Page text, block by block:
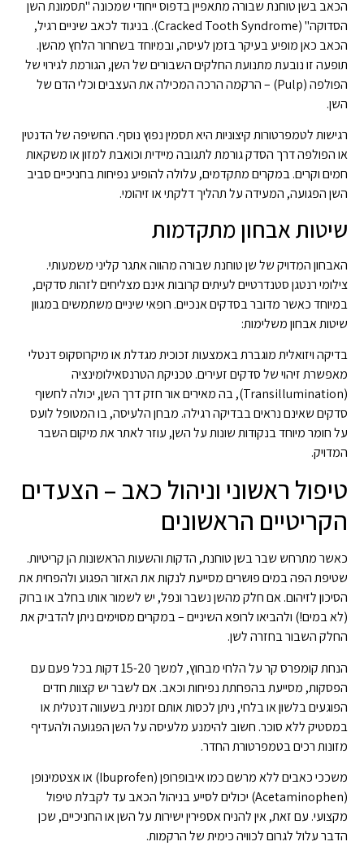
הכאב בשן טוחנת שבורה מתאפיין בדפוס ייחודי שמכונה "תסמונת השן
הסדוקה" (Cracked Tooth Syndrome). בניגוד לכאב שיניים רגיל,
הכאב כאן מופיע בעיקר בזמן לעיסה, ובמיוחד בשחרור הלחץ מהשן.
תופעה זו נובעת מתנועת החלקים השבורים של השן, הגורמת לגירוי של
הפולפה (Pulp) – הרקמה הרכה המכילה את העצבים וכלי הדם של
השן.
רגישות לטמפרטורות קיצוניות היא תסמין נפוץ נוסף. החשיפה של הדנטין
או הפולפה דרך הסדק גורמת לתגובה מיידית וכואבת למזון או משקאות
חמים וקרים. במקרים מתקדמים, עלולה להופיע נפיחות בחניכיים סביב
השן הפגועה, המעידה על תהליך דלקתי או זיהומי.
שיטות אבחון מתקדמות
האבחון המדויק של שן טוחנת שבורה מהווה אתגר קליני משמעותי.
צילומי רנטגן סטנדרטיים לעיתים קרובות אינם מצליחים לזהות סדקים,
במיוחד כאשר מדובר בסדקים אנכיים. רופאי שיניים משתמשים במגוון
שיטות אבחון משלימות:
בדיקה ויזואלית מוגברת באמצעות זכוכית מגדלת או מיקרוסקופ דנטלי
מאפשרת זיהוי של סדקים זעירים. טכניקת הטרנסאילומינציה
(Transillumination), בה מאירים אור חזק דרך השן, יכולה לחשוף
סדקים שאינם נראים בבדיקה רגילה. מבחן הלעיסה, בו המטופל לועס
על חומר מיוחד בנקודות שונות על השן, עוזר לאתר את מיקום השבר
המדויק.
טיפול ראשוני וניהול כאב – הצעדים
הקריטיים הראשונים
כאשר מתרחש שבר בשן טוחנת, הדקות והשעות הראשונות הן קריטיות.
שטיפת הפה במים פושרים מסייעת לנקות את האזור הפגוע ולהפחית את
הסיכון לזיהום. אם חלק מהשן נשבר ונפל, יש לשמור אותו בחלב או ברוק
(לא במים!) ולהביאו לרופא השיניים – במקרים מסוימים ניתן להדביק את
החלק השבור בחזרה לשן.
הנחת קומפרס קר על הלחי מבחוץ, למשך 15-20 דקות בכל פעם עם
הפסקות, מסייעת בהפחתת נפיחות וכאב. אם לשבר יש קצוות חדים
הפוגעים בלשון או בלחי, ניתן לכסות אותם זמנית בשעווה דנטלית או
במסטיק ללא סוכר. חשוב להימנע מלעיסה על השן הפגועה ולהעדיף
מזונות רכים בטמפרטורת החדר.
משככי כאבים ללא מרשם כמו איבופרופן (Ibuprofen) או אצטמינופן
(Acetaminophen) יכולים לסייע בניהול הכאב עד לקבלת טיפול
מקצועי. עם זאת, אין להניח אספירין ישירות על השן או החניכיים, שכן
הדבר עלול לגרום לכוויה כימית של הרקמות.